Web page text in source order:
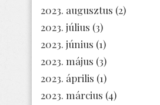
2023. augusztus (2)
2023. július (3)
2023. június (1)
2023. május (3)
2023. április (1)
2023. március (4)